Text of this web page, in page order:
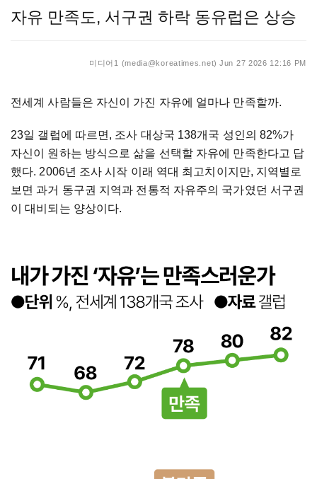
자유 만족도, 서구권 하락 동유럽은 상승
미디어1 (media@koreatimes.net) Jun 27 2026 12:16 PM
전세계 사람들은 자신이 가진 자유에 얼마나 만족할까.
23일 갤럽에 따르면, 조사 대상국 138개국 성인의 82%가
자신이 원하는 방식으로 삶을 선택할 자유에 만족한다고 답
했다. 2006년 조사 시작 이래 역대 최고치이지만, 지역별로
보면 과거 동구권 지역과 전통적 자유주의 국가였던 서구권
이 대비되는 양상이다.